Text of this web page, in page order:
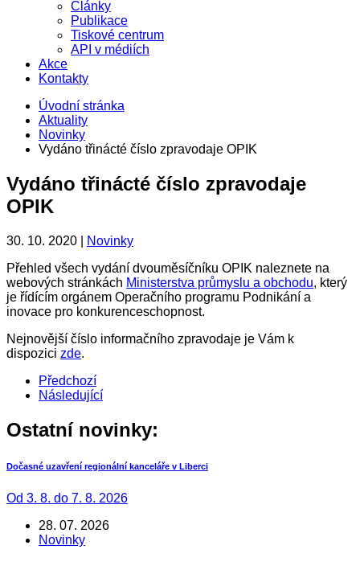
Články
Publikace
Tiskové centrum
API v médiích
Akce
Kontakty
Úvodní stránka
Aktuality
Novinky
Vydáno třinácté číslo zpravodaje OPIK
Vydáno třinácté číslo zpravodaje
OPIK
30. 10. 2020 |
Novinky
Přehled všech vydání dvouměsíčníku OPIK naleznete na
webových stránkách Ministerstva průmyslu a obchodu, který
je řídícím orgánem Operačního programu Podnikání a
inovace pro konkurenceschopnost.
Nejnovější číslo informačního zpravodaje je Vám k
dispozici zde.
Předchozí
Následující
Ostatní novinky:
Dočasné uzavření regionální kanceláře v Liberci
Od 3. 8. do 7. 8. 2026
28. 07. 2026
Novinky